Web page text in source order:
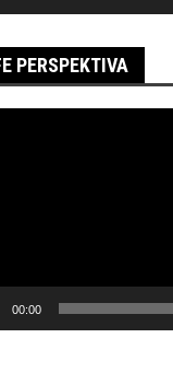
PERSPEKTIVA
00:00